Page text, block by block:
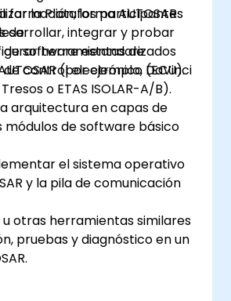
la Plataforma AUTOSAR
integrar y probar
software estandarizados
de control electrónico (ECU).
formación, los participantes
de:
herramientas de
(por ejemplo, DaVinci
o ETAS ISOLAR-A/B).
arquitectura en capas de
módulos de software básico
el sistema operativo
y la pila de comunicación
u otras herramientas similares
pruebas y diagnóstico en un